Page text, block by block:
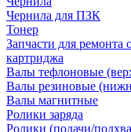
Чернила для ПЗК
Тонер
Запчасти для ремонта
картриджа
Валы тефлоновые
Валы резиновые
Валы магнитные
Ролики заряда
Ролики (подачи/